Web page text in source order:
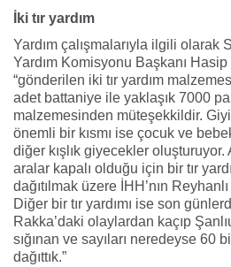
İki tır yardım
Yardım çalışmalarıyla ilgili olarak
Yardım Komisyonu Başkanı
“gönderilen iki tır yardım
adet battaniye ile yaklaşık 7000
malzemesinden müteşekkildir.
önemli bir kısmı ise çocuk ve
diğer kışlık giyecekler oluşturuyor.
aralar kapalı olduğu için bir tır
dağıtılmak üzere İHH’nın
Diğer bir tır yardımı ise son
Rakka’daki olaylardan kaçıp
sığınan ve sayıları neredeyse 60
dağıttık.”